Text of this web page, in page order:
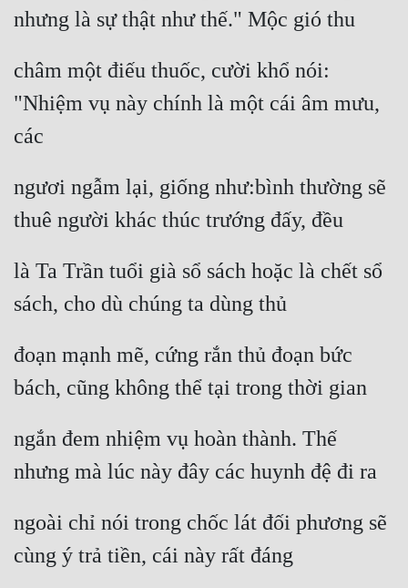
nhưng là sự thật như thế." Mộc gió thu
châm một điếu thuốc, cười khổ nói:
"Nhiệm vụ này chính là một cái âm mưu,
các
ngươi ngẫm lại, giống như:bình thường sẽ
thuê người khác thúc trướng đấy, đều
là Ta Trần tuổi già sổ sách hoặc là chết sổ
sách, cho dù chúng ta dùng thủ
đoạn mạnh mẽ, cứng rắn thủ đoạn bức
bách, cũng không thể tại trong thời gian
ngắn đem nhiệm vụ hoàn thành. Thế
nhưng mà lúc này đây các huynh đệ đi ra
ngoài chỉ nói trong chốc lát đối phương sẽ
cùng ý trả tiền, cái này rất đáng